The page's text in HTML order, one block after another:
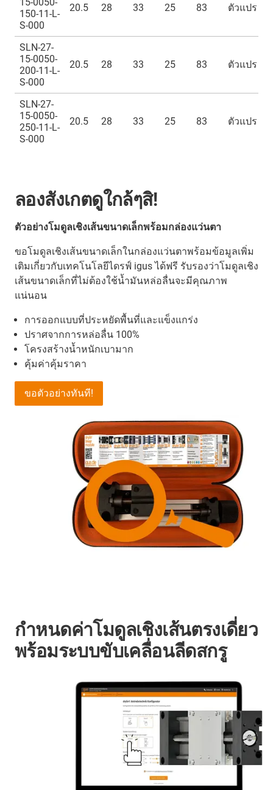
150-11-L-
S-000
20.5 28 33 25 83 ตัวแปร
SLN-27-
15-0050-
200-11-L-
S-000
20.5 28 33 25 83 ตัวแปร
SLN-27-
15-0050-
250-11-L-
S-000
20.5 28 33 25 83 ตัวแปร
ลองสังเกตดูใกล้ๆสิ!
ตัวอย่างโมดูลเชิงเส้นขนาดเล็กพร้อมกล่องแว่นตา
ขอโมดูลเชิงเส้นขนาดเล็กในกล่องแว่นตาพร้อมข้อมูลเพิ่ม
เติมเกี่ยวกับเทคโนโลยีไดรฟ์ igus ได้ฟรี รับรองว่าโมดูลเชิง
เส้นขนาดเล็กที่ไม่ต้องใช้น้ำมันหล่อลื่นจะมีคุณภาพ
แน่นอน
การออกแบบที่ประหยัดพื้นที่และแข็งแกร่ง
ปราศจากการหล่อลื่น 100%
โครงสร้างน้ำหนักเบามาก
คุ้มค่าคุ้มราคา
ขอตัวอย่างทันที!
กำหนดค่าโมดูลเชิงเส้นตรงเดี่ยว
พร้อมระบบขับเคลื่อนลีดสกรู